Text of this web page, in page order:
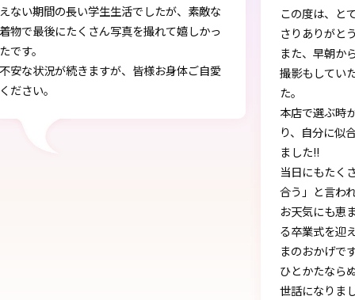
この度は、とても素敵な着物・袴をご提供下
さりありがとうございました。
また、早朝からの着付、ヘアアレンジ、写真
撮影もしていただき、ありがとうございまし
り、自分に似合うものを見つけることができ
当日にもたくさんの方に「可愛い」とか「似
お天気にも恵まれ、本当に一生の思い出にな
る卒業式を迎えることができたのは、みなさ
ひとかたならぬご尽力に感謝いたします。お